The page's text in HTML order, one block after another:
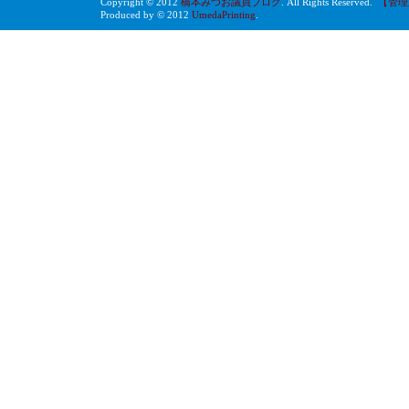
Produced by © 2012 UmedaPrinting